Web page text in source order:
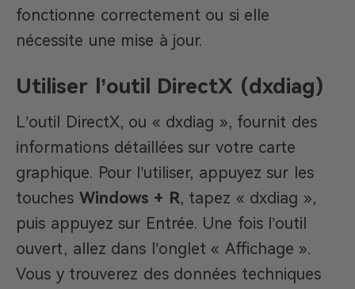
fonctionne correctement ou si elle
nécessite une mise à jour.
Utiliser l’outil DirectX (dxdiag)
L’outil DirectX, ou « dxdiag », fournit des
informations détaillées sur votre carte
graphique. Pour l’utiliser, appuyez sur les
touches Windows + R, tapez « dxdiag »,
puis appuyez sur Entrée. Une fois l’outil
ouvert, allez dans l’onglet « Affichage ».
Vous y trouverez des données techniques